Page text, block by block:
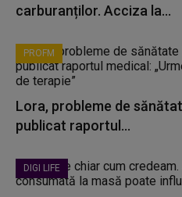
carburanților. Acciza la...
PROFM
Lora, probleme de
publicat raportul...
DIGI LIFE